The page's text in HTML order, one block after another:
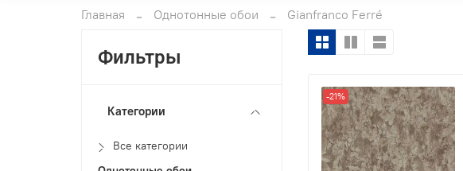
Главная Однотонные обои Gianfranco Ferré
-21%
Фильтры
Категории
Все категории